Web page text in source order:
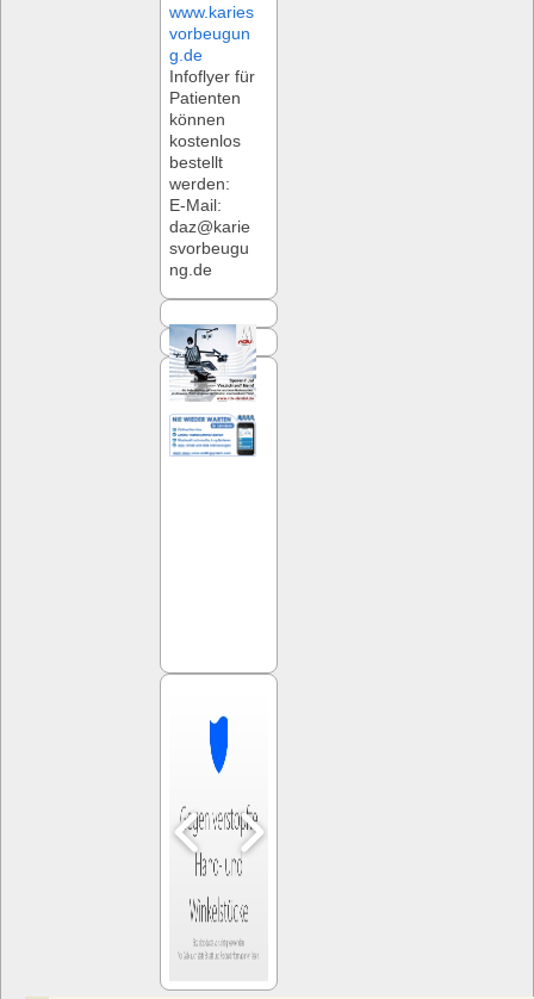
www.karies
vorbeugun
g.de
Infoflyer für
Patienten
können
kostenlos
bestellt
werden:
E-Mail:
daz@karie
svorbeugu
ng.de